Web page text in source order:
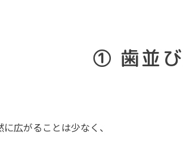
① 歯並び
広がることは少なく、